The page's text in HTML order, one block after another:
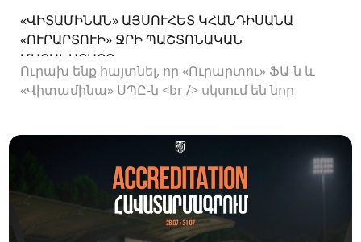
«ՎԻՏԱՄԻՆԱՆ» ԱՅՍՈՒՀԵՏ ԿՀԱՆԴԻՍԱՆԱ
«ՈՒՐԱՐՏՈՒԻ» ՋՐԻ ՊԱՇՏՈՆԱԿԱՆ
ՄԱՏԱԿԱՐԱՐԸ
Ուրախ ենք հայտնել, որ «Ուրարտու» ՖԱ-ն և
«Վիտամինա» ՍՊԸ-ն <br /> սկսում են նոր